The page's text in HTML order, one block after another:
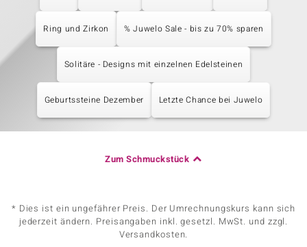
Ring und Zirkon % Juwelo Sale - bis zu 70% sparen
Solitäre - Designs mit einzelnen Edelsteinen
Geburtssteine Dezember Letzte Chance bei Juwelo
Zum Schmuckstück
* Dies ist ein ungefährer Preis. Der Umrechnungskurs kann sich
jederzeit ändern. Preisangaben inkl. gesetzl. MwSt. und zzgl.
Versandkosten.